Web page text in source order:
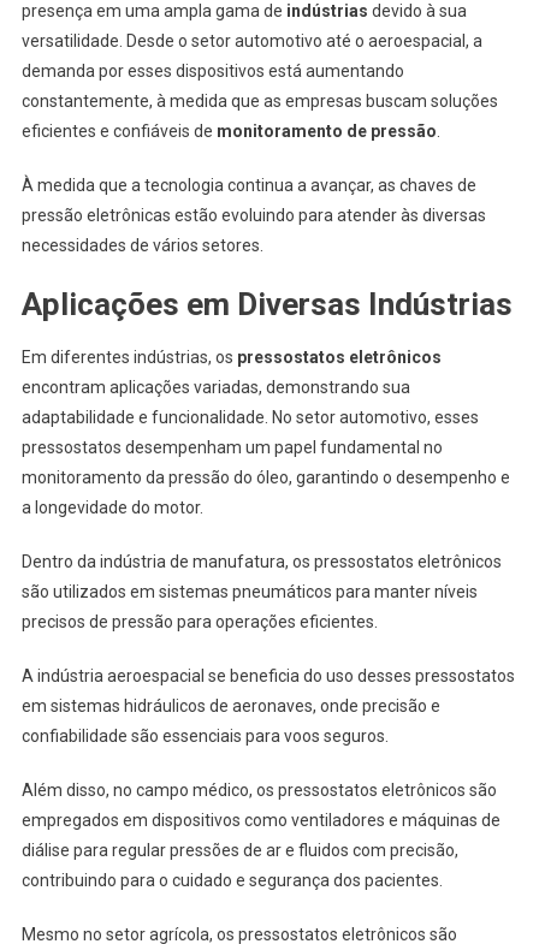
presença em uma ampla gama de indústrias devido à sua
versatilidade. Desde o setor automotivo até o aeroespacial, a
demanda por esses dispositivos está aumentando
constantemente, à medida que as empresas buscam soluções
eficientes e confiáveis ​​de monitoramento de pressão.
À medida que a tecnologia continua a avançar, as chaves de
pressão eletrônicas estão evoluindo para atender às diversas
necessidades de vários setores.
Aplicações em Diversas Indústrias
Em diferentes indústrias, os pressostatos eletrônicos
encontram aplicações variadas, demonstrando sua
adaptabilidade e funcionalidade. No setor automotivo, esses
pressostatos desempenham um papel fundamental no
monitoramento da pressão do óleo, garantindo o desempenho e
a longevidade do motor.
Dentro da indústria de manufatura, os pressostatos eletrônicos
são utilizados em sistemas pneumáticos para manter níveis
precisos de pressão para operações eficientes.
A indústria aeroespacial se beneficia do uso desses pressostatos
em sistemas hidráulicos de aeronaves, onde precisão e
confiabilidade são essenciais para voos seguros.
Além disso, no campo médico, os pressostatos eletrônicos são
empregados em dispositivos como ventiladores e máquinas de
diálise para regular pressões de ar e fluidos com precisão,
contribuindo para o cuidado e segurança dos pacientes.
Mesmo no setor agrícola, os pressostatos eletrônicos são